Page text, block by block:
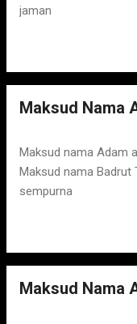
jaman
Maksud Nama
Maksud nama Adam
Maksud nama Badrut
sempurna
Maksud Nama